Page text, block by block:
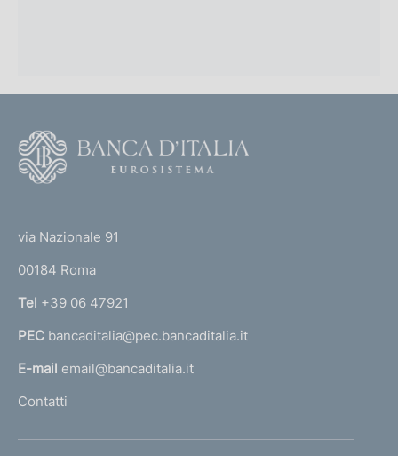
r
n
a
l
'
via Nazionale 91
00184 Roma
Tel +39 06 47921
PEC bancaditalia@pec.bancaditalia.it
E-mail email@bancaditalia.it
Contatti